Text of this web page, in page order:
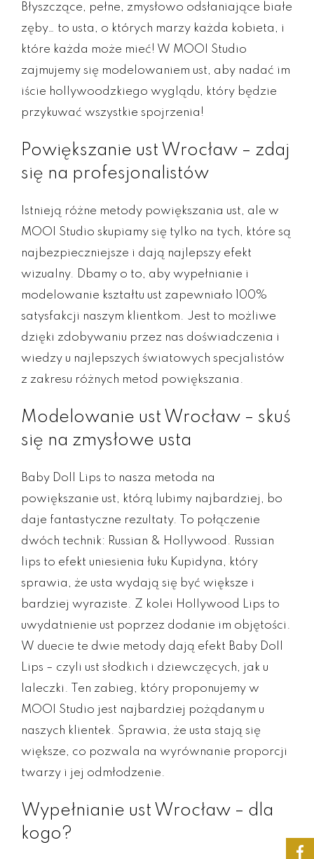
Błyszczące, pełne, zmysłowo odsłaniające białe
zęby… to usta, o których marzy każda kobieta, i
które każda może mieć! W MOOI Studio
zajmujemy się modelowaniem ust, aby nadać im
iście hollywoodzkiego wyglądu, który będzie
przykuwać wszystkie spojrzenia!
Powiększanie ust Wrocław – zdaj
się na profesjonalistów
Istnieją różne metody powiększania ust, ale w
MOOI Studio skupiamy się tylko na tych, które są
najbezpieczniejsze i dają najlepszy efekt
wizualny. Dbamy o to, aby wypełnianie i
modelowanie kształtu ust zapewniało 100%
satysfakcji naszym klientkom. Jest to możliwe
dzięki zdobywaniu przez nas doświadczenia i
wiedzy u najlepszych światowych specjalistów
z zakresu różnych metod powiększania.
Modelowanie ust Wrocław – skuś
się na zmysłowe usta
Baby Doll Lips to nasza metoda na
powiększanie ust, którą lubimy najbardziej, bo
daje fantastyczne rezultaty. To połączenie
dwóch technik: Russian & Hollywood. Russian
lips to efekt uniesienia łuku Kupidyna, który
sprawia, że usta wydają się być większe i
bardziej wyraziste. Z kolei Hollywood Lips to
uwydatnienie ust poprzez dodanie im objętości.
W duecie te dwie metody dają efekt Baby Doll
Lips – czyli ust słodkich i dziewczęcych, jak u
laleczki. Ten zabieg, który proponujemy w
MOOI Studio jest najbardziej pożądanym u
naszych klientek. Sprawia, że usta stają się
większe, co pozwala na wyrównanie proporcji
twarzy i jej odmłodzenie.
Wypełnianie ust Wrocław – dla
kogo?